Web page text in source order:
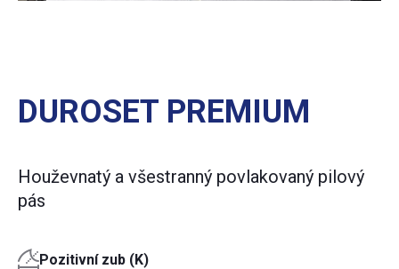
DUROSET PREMIUM
Houževnatý a všestranný povlakovaný pilový
pás
Pozitivní zub (K)